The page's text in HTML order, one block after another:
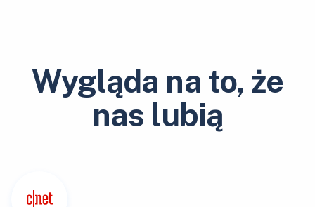
Wygląda na to, że
nas lubią